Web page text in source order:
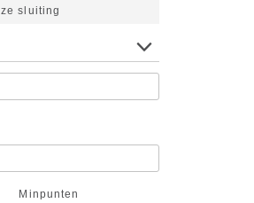
sluiting
Minpunten